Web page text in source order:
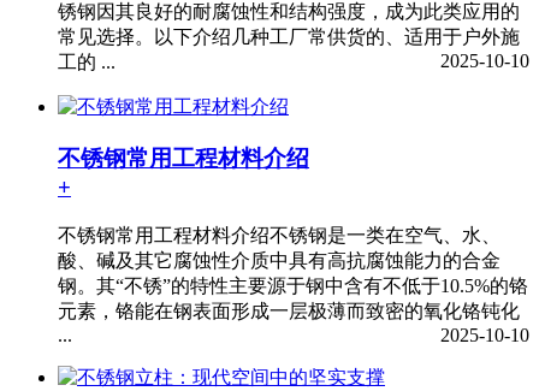
锈钢因其良好的耐腐蚀性和结构强度，成为此类应用的
常见选择。以下介绍几种工厂常供货的、适用于户外施
工的 ...
2025-10-10
不锈钢常用工程材料介绍
+
不锈钢常用工程材料介绍不锈钢是一类在空气、水、
酸、碱及其它腐蚀性介质中具有高抗腐蚀能力的合金
钢。其“不锈”的特性主要源于钢中含有不低于10.5%的铬
元素，铬能在钢表面形成一层极薄而致密的氧化铬钝化
...
2025-10-10